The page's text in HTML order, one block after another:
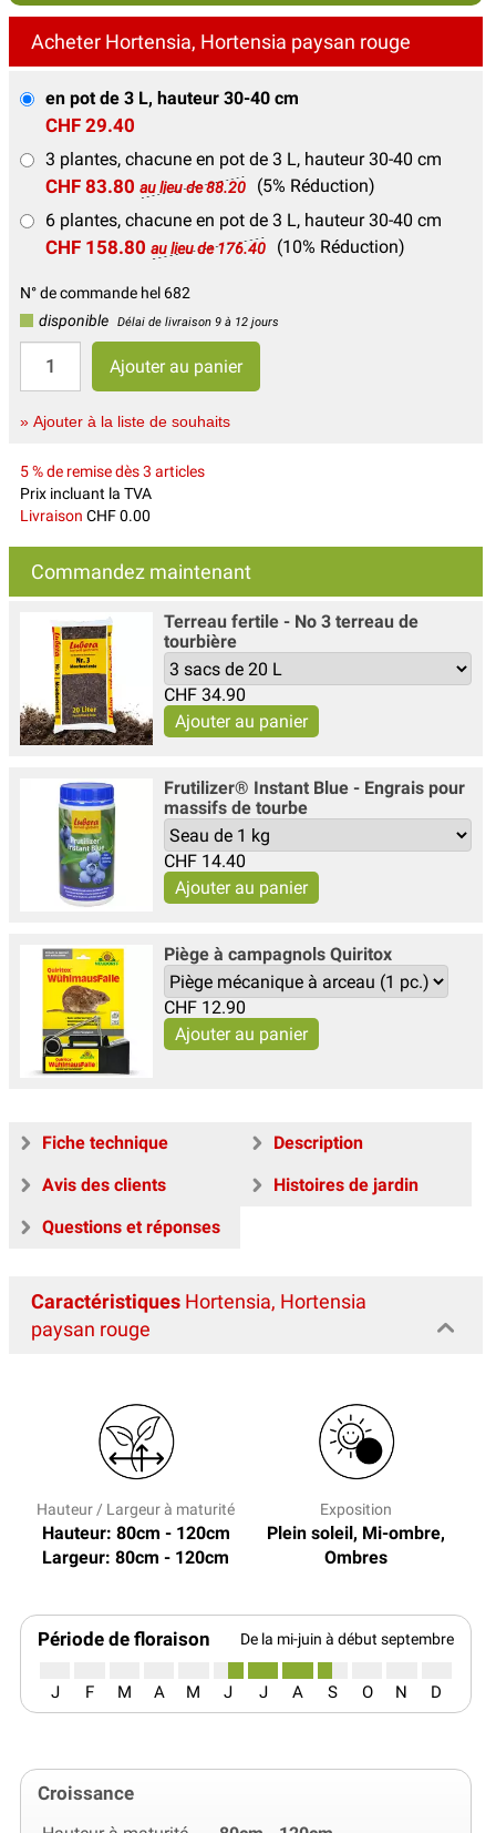
Acheter Hortensia, Hortensia paysan rouge
en pot de 3 L, hauteur 30-40 cm
CHF 29.40
3 plantes, chacune en pot de 3 L, hauteur 30-40 cm
CHF 83.80 au lieu de 88.20
(5% Réduction)
6 plantes, chacune en pot de 3 L, hauteur 30-40 cm
CHF 158.80 au lieu de 176.40 (10% Réduction)
N° de commande hel 682
disponible
Délai de livraison 9 à 12 jours
» Ajouter à la liste de souhaits
5 % de remise dès 3 articles
Prix incluant la TVA
Livraison CHF 0.00
Commandez maintenant
Terreau fertile - No 3 terreau de
tourbière
CHF 34.90
Frutilizer® Instant Blue - Engrais pour
massifs de tourbe
CHF 14.40
Piège à campagnols Quiritox
CHF 12.90
Fiche technique
Description
Avis des clients
Histoires de jardin
Questions et réponses
Caractéristiques Hortensia, Hortensia
paysan rouge
Hauteur / Largeur à maturité
Hauteur: 80cm - 120cm
Largeur: 80cm - 120cm
Exposition
Plein soleil, Mi-ombre,
Ombres
Période de floraison De la mi-juin à début septembre
J F M A M J J A S O N D
Croissance